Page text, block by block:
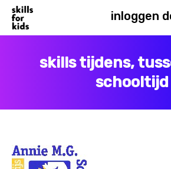
inloggen
skills tijdens,
schooltijd